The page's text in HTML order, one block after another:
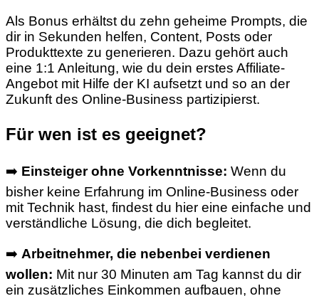
Als Bonus erhältst du zehn geheime Prompts, die
dir in Sekunden helfen, Content, Posts oder
Produkttexte zu generieren. Dazu gehört auch
eine 1:1 Anleitung, wie du dein erstes Affiliate-
Angebot mit Hilfe der KI aufsetzt und so an der
Zukunft des Online-Business partizipierst.
Für wen ist es geeignet?
➡️ Einsteiger ohne Vorkenntnisse: Wenn du
bisher keine Erfahrung im Online-Business oder
mit Technik hast, findest du hier eine einfache und
verständliche Lösung, die dich begleitet.
➡️ Arbeitnehmer, die nebenbei verdienen
wollen: Mit nur 30 Minuten am Tag kannst du dir
ein zusätzliches Einkommen aufbauen, ohne